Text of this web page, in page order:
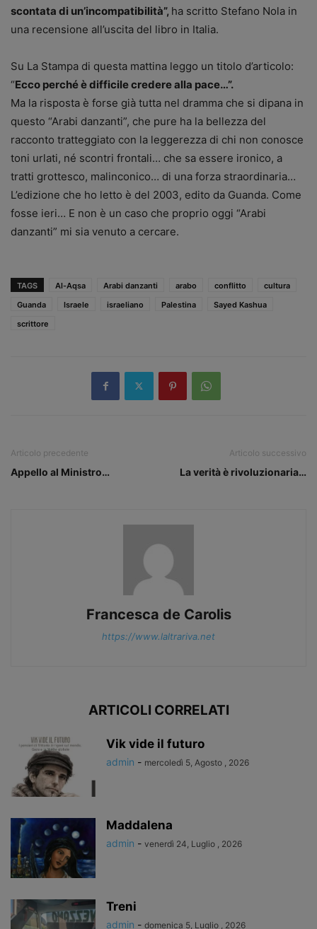
scontata di un’incompatibilità”, ha scritto Stefano Nola in
una recensione all’uscita del libro in Italia.
Su La Stampa di questa mattina leggo un titolo d’articolo:
“Ecco perché è difficile credere alla pace…”.
Ma la risposta è forse già tutta nel dramma che si dipana in
questo “Arabi danzanti”, che pure ha la bellezza del
racconto tratteggiato con la leggerezza di chi non conosce
toni urlati, né scontri frontali… che sa essere ironico, a
tratti grottesco, malinconico… di una forza straordinaria…
L’edizione che ho letto è del 2003, edito da Guanda. Come
fosse ieri… E non è un caso che proprio oggi “Arabi
danzanti” mi sia venuto a cercare.
TAGS Al-Aqsa Arabi danzanti arabo conflitto
cultura
Guanda
Israele israeliano Palestina
Sayed Kashua
scrittore
Articolo precedente
Appello al Ministro…
Articolo successivo
La verità è rivoluzionaria…
Francesca de Carolis
https://www.laltrariva.net
ARTICOLI CORRELATI
Vik vide il futuro
admin - mercoledì 5, Agosto , 2026
Maddalena
admin - venerdì 24, Luglio , 2026
Treni
admin - domenica 5, Luglio , 2026